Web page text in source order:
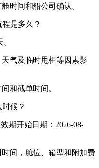
时间和船公司确认。
是多久？
气及临时甩柜等因素影
和截单时间。
候？
期开始日期：2026-08-
间，舱位、箱型和附加费